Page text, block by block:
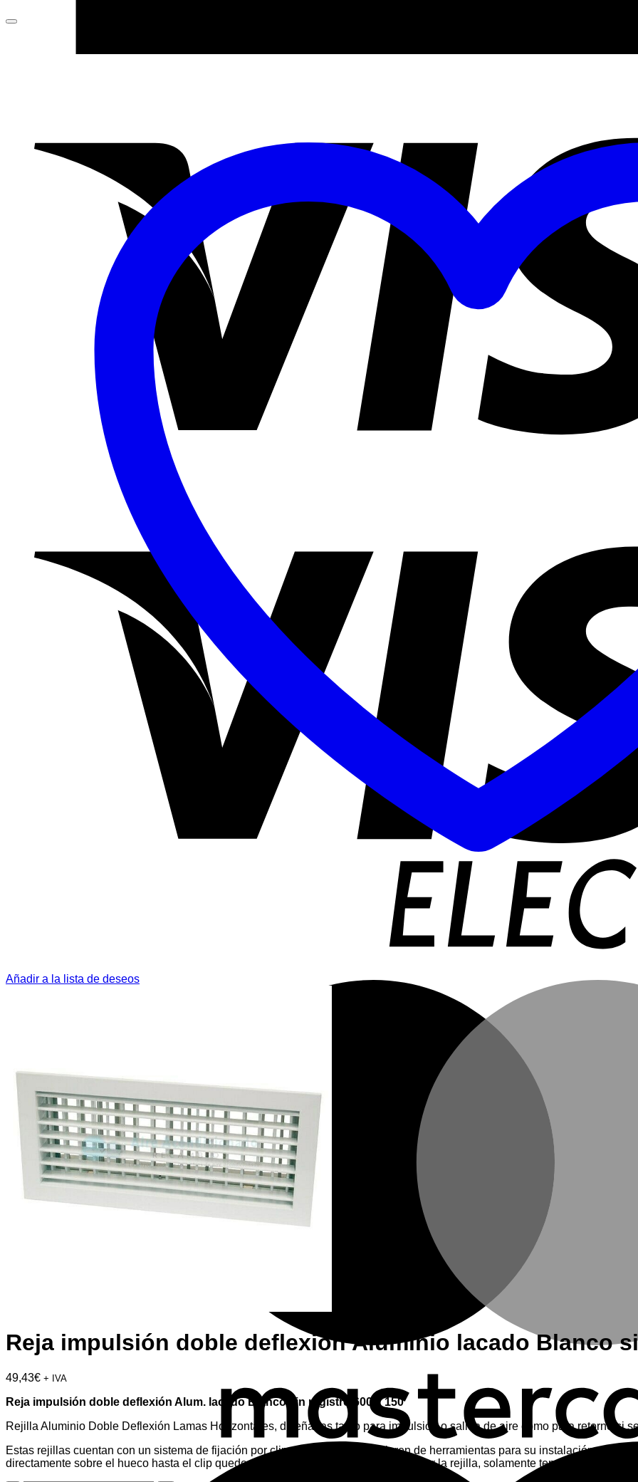
Añadir a la lista de deseos
Reja impulsión doble deflexión Aluminio lacado Blanco
49,43€ + IVA
Reja impulsión doble deflexión Alum. lacado Blanco sin registro 600 x 150
Rejilla Aluminio Doble Deflexión Lamas Horizontales, diseñadas tanto para impulsión o salida de aire como para retorno si
Estas rejillas cuentan con un sistema de fijación por clip, por lo que no requieren de herramientas para su instalación,
directamente sobre el hueco hasta el clip quede encajado en las paredes, para retirar la rejilla, solamente tendrá que tirar de